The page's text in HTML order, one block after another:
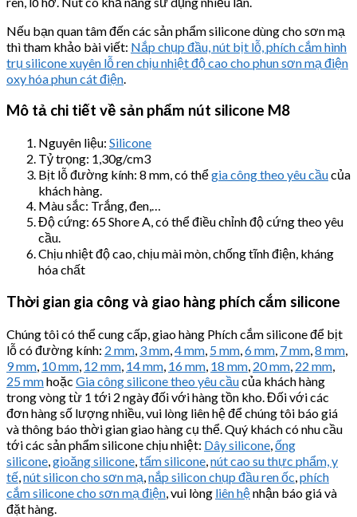
Nếu bạn quan tâm đến các sản phẩm silicone dùng cho sơn mạ
thì tham khảo bài viết: Nắp chụp đầu, nút bịt lỗ, phích cắm hình
trụ silicone xuyên lỗ ren chịu nhiệt độ cao cho phun sơn mạ điện
oxy hóa phun cát điện
Mô tả chi tiết về sản phẩm nút silicone M8
Nguyên liệu: Silicone
Tỷ trọng: 1,30g/cm3
Bịt lỗ đường kính: 8 mm, có thểgia công theo yêu cầucủa
khách hàng.
Màu sắc: Trắng, đen,…
Độ cứng: 65 Shore A, có thể điều chỉnh độ cứng theo yêu
cầu.
Chịu nhiệt độ cao, chịu mài mòn, chống tĩnh điện, kháng
hóa chất
Thời gian gia công và giao hàng phích cắm silicone
Chúng tôi có thể cung cấp, giao hàng Phích cắm silicone để bịt
lỗ có đường kính: 2 mm 3 mm 4 mm 5 mm 6 mm 7 mm 8 mm
9 mm 10 mm 12 mm 14 mm 16 mm 18 mm 20 mm 22 mm
25 mmhoặc Gia công silicone theo yêu cầucủa khách hàng
trong vòng từ 1 tới 2 ngày đối với hàng tồn kho. Đối với các
đơn hàng số lượng nhiều, vui lòng liên hệ để chúng tôi báo giá
và thông báo thời gian giao hàng cụ thể. Quý khách có nhu cầu
tới các sản phẩm silicone chịu nhiệt: Dây silicone ống
silicone gioăng silicone tấm silicone nút cao su thực phẩm, y
tế nút silicon cho sơn mạ nắp silicon chụp đầu ren ốc phích
cắm silicone cho sơn mạ điện , vui lòng liên hệnhận báo giá và
đặt hàng.